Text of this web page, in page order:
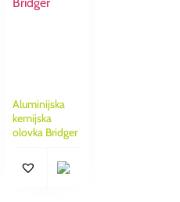
Aluminijska
kemijska
olovka Bridger